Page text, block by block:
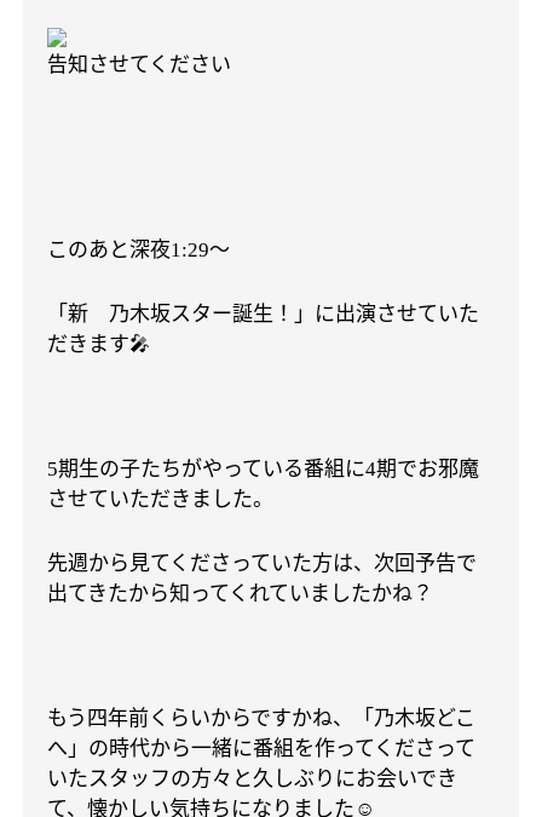
告知させてください
このあと深夜1:29〜
「新 乃木坂スター誕生！」に出演させていた
だきます🎤
5期生の子たちがやっている番組に4期でお邪魔
させていただきました。
先週から見てくださっていた方は、次回予告で
出てきたから知ってくれていましたかね？
もう四年前くらいからですかね、「乃木坂どこ
へ」の時代から一緒に番組を作ってくださって
いたスタッフの方々と久しぶりにお会いでき
て、懐かしい気持ちになりました☺️